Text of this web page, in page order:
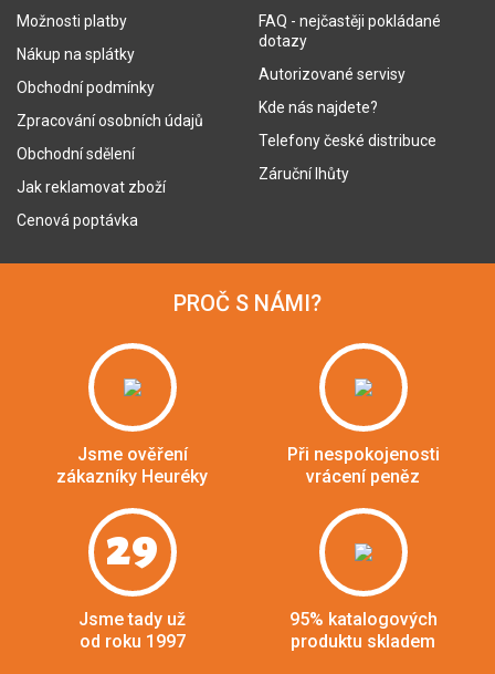
Možnosti platby
Nákup na splátky
Obchodní podmínky
Zpracování osobních údajů
Obchodní sdělení
Jak reklamovat zboží
Cenová poptávka
FAQ - nejčastěji pokládané
dotazy
Autorizované servisy
Kde nás najdete?
Telefony české distribuce
Záruční lhůty
PROČ S NÁMI?
Jsme ověření
zákazníky Heuréky
Při nespokojenosti
vrácení peněz
29
Jsme tady už
od roku 1997
95% katalogových
produktu skladem